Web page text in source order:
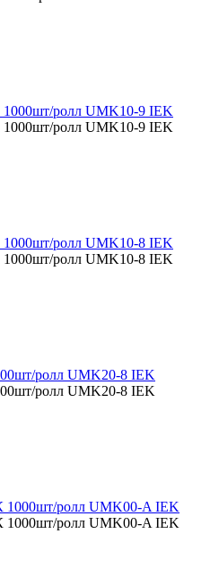
ролл UMK10-9 IEK
ролл UMK10-9 IEK
ролл UMK10-8 IEK
ролл UMK10-8 IEK
ролл UMK20-8 IEK
ролл UMK20-8 IEK
ролл UMK00-A IEK
ролл UMK00-A IEK